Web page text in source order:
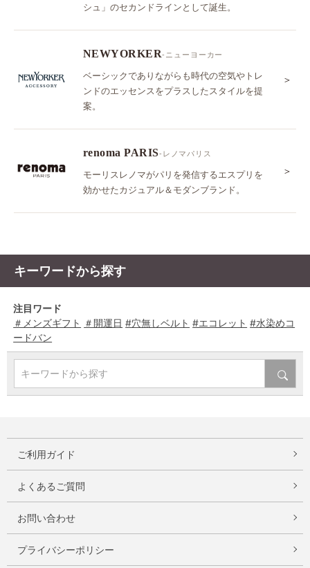
シュ」のセカンドラインとして誕生。
NEWYORKER-ニューヨーカー
ベーシックでありながらも時代の空気やトレ
ンドのエッセンスをプラスしたスタイルを提
案。
＞
renoma PARIS-レノマパリス
モーリスレノマがパリを発信するエスプリを
効かせたカジュアル＆モダンブランド。
＞
キーワードから探す
注目ワード
＃メンズギフト ＃開運日 #穴無しベルト #エコレット #水染めコ
ードバン
キーワードから探す
ご利用ガイド
よくあるご質問
お問い合わせ
プライバシーポリシー